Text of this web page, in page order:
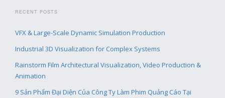
RECENT POSTS
VFX & Large-Scale Dynamic Simulation Production
Industrial 3D Visualization for Complex Systems
Rainstorm Film Architectural Visualization, Video Production &
Animation
9 Sản Phẩm Đại Diện Của Công Ty Làm Phim Quảng Cáo Tại